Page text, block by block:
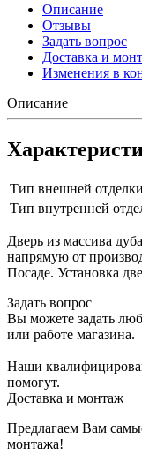
Описание
Отзывы
Задать вопрос
Доставка и
Изменения в
Описание
Тип внешней отделки
Тип внутренней
Дверь из массива
напрямую от
Посаде. Установка
Задать вопрос
Вы можете задать
или работе магазина.
Наши
помогут.
Доставка и монтаж
Предлагаем Вам
монтажа!